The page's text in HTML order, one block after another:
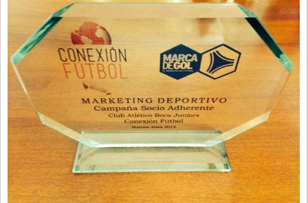
Directivos
Ecología y Ambiente
Economía
El Experto
El Innovador
El Precio Que Yo Ví
Entrevista
Entrevista Exclusiva